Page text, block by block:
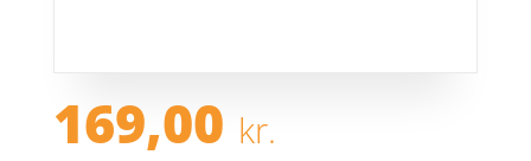
169,00 kr.